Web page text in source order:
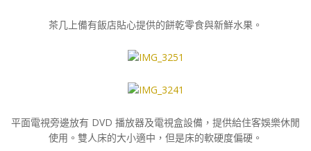
茶几上備有飯店貼心提供的餅乾零食與新鮮水果。
平面電視旁邊放有 DVD 播放器及電視盒設備，提供給住客娛樂休閒
使用。 雙人床的大小適中，但是床的軟硬度偏硬。